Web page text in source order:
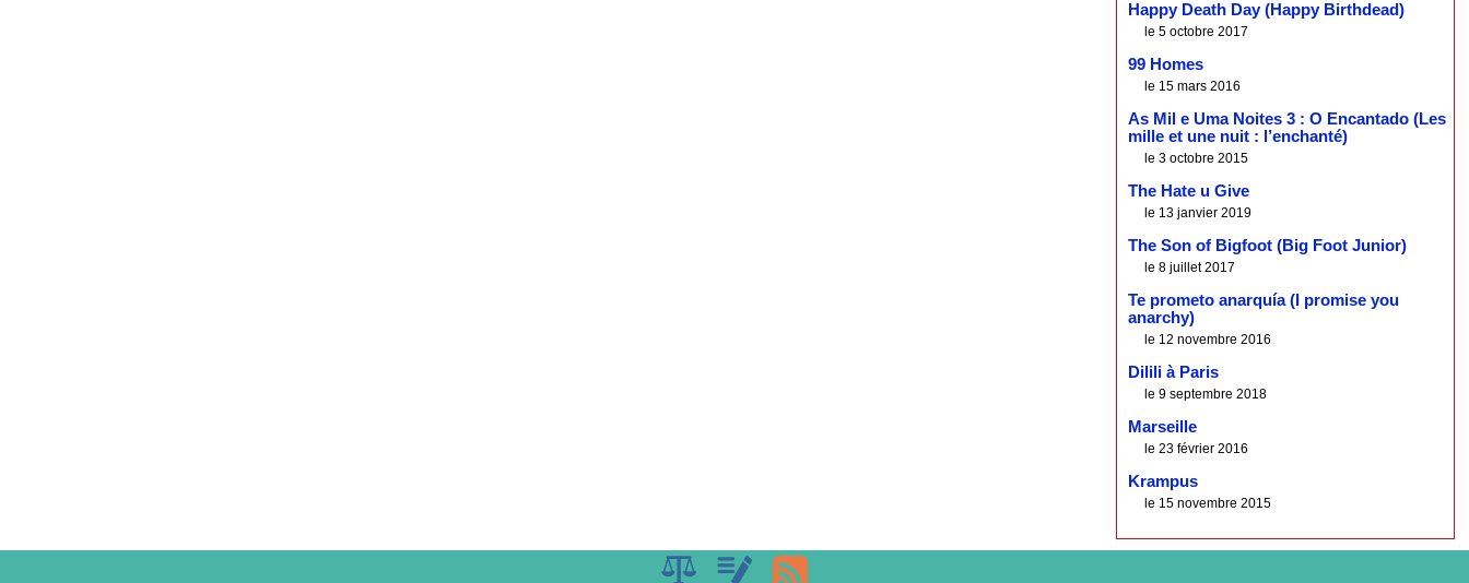
Happy Death Day (Happy Birthdead)
le 5 octobre 2017
99 Homes
le 15 mars 2016
As Mil e Uma Noites 3 : O Encantado (Les
mille et une nuit : l’enchanté)
le 3 octobre 2015
The Hate u Give
le 13 janvier 2019
The Son of Bigfoot (Big Foot Junior)
le 8 juillet 2017
Te prometo anarquía (I promise you
anarchy)
le 12 novembre 2016
Dilili à Paris
le 9 septembre 2018
Marseille
le 23 février 2016
Krampus
le 15 novembre 2015